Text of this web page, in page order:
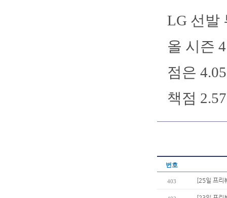
LG 선발
올 시즌
점은
책점
번호
403 [25일 프리